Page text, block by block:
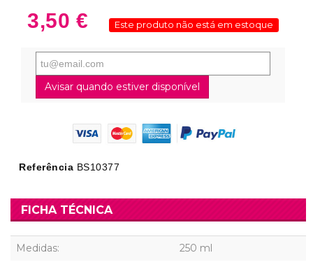
3,50 € Este produto não está em estoque
Avisar quando estiver disponível
Referência BS10377
FICHA TÉCNICA
Medidas: 250 ml